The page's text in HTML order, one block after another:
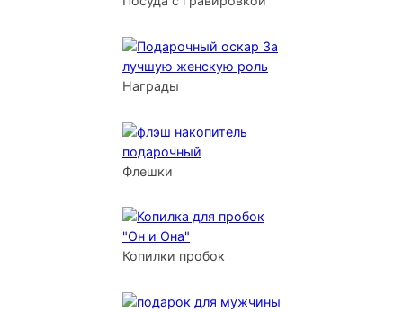
Награды
Флешки
Копилки пробок